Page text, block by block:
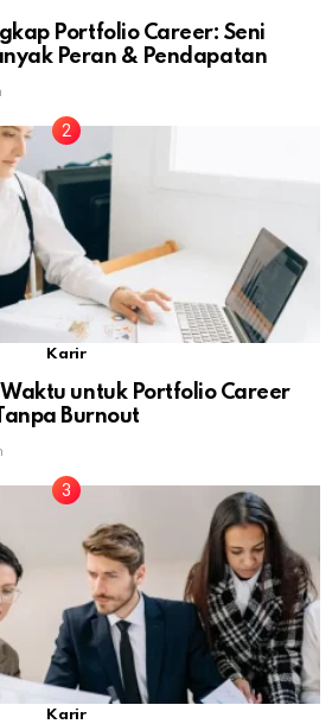
Portfolio Career: Seni
Peran & Pendapatan
Karir
untuk Portfolio Career
Burnout
Karir